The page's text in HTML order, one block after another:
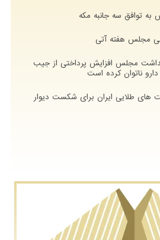
توافق سه جانبه مکه
مجلس هفته آتی
مجلس افزایش پرداختی از جیب
دارو ناتوان کرده است
های طلایی ایران برای شکست دیوار